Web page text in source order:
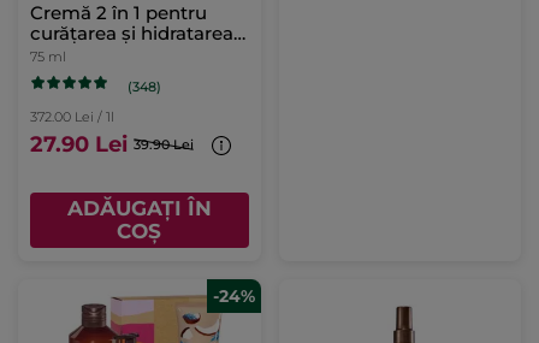
Cremă 2 în 1 pentru
curățarea și hidratarea
mâinilor Tub 75 ml
75 ml
(348)
372.00 Lei / 1l
27.90 Lei 39.90 Lei
ADĂUGAȚI ÎN
COȘ
-24%